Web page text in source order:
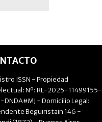
ISSN - Propiedad
Nº: RL-2025-11499155-
DNDA#MJ - Domicilio Legal:
Beguiristain 146 -